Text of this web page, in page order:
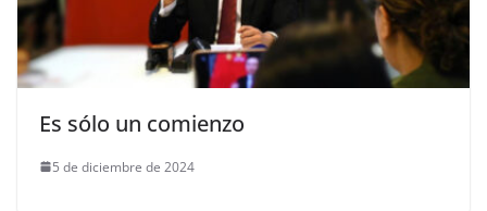
Es sólo un comienzo
5 de diciembre de 2024